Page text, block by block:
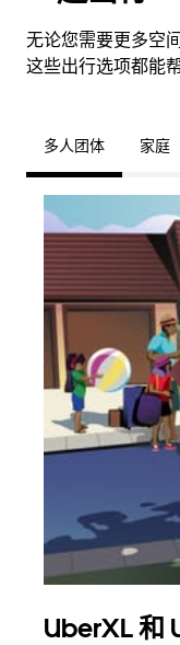
无论您需要更多空
这些出行选项都能
多人团体 家庭
UberXL 和